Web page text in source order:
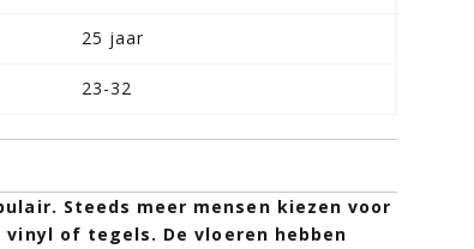
25 jaar
23-32
Steeds meer mensen kiezen voor
vinyl of tegels. De vloeren hebben